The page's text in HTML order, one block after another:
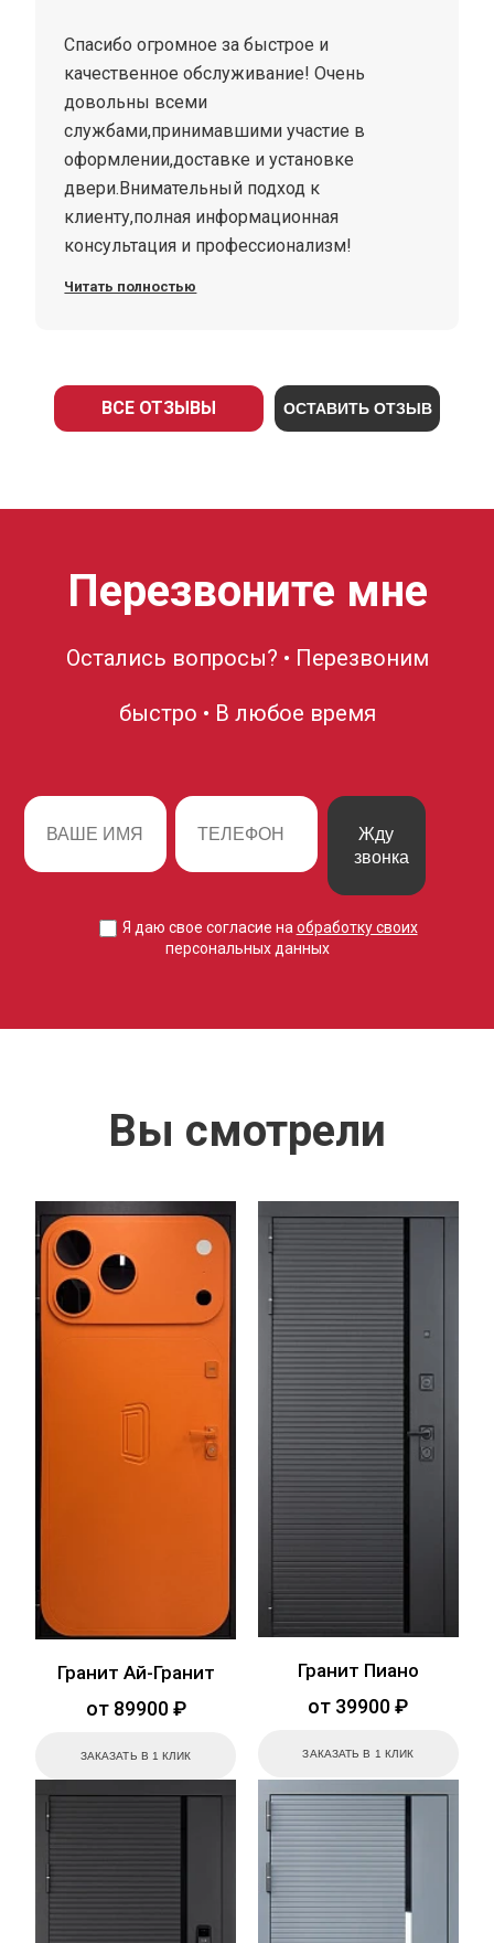
Спасибо огромное за быстрое и
качественное обслуживание! Очень
довольны всеми
службами,принимавшими участие в
оформлении,доставке и установке
двери.Внимательный подход к
клиенту,полная информационная
консультация и профессионализм!
Читать полностью
ВСЕ ОТЗЫВЫ ОСТАВИТЬ ОТЗЫВ
Перезвоните мне
Остались вопросы? • Перезвоним
быстро • В любое время
Жду
звонка
Я даю свое согласие на обработку своих
персональных данных
Вы смотрели
Гранит Ай-Гранит
от 89900 ₽
ЗАКАЗАТЬ В 1 КЛИК
Гранит Пиано
от 39900 ₽
ЗАКАЗАТЬ В 1 КЛИК